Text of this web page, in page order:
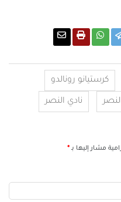
كرستيانو رونالدو
نادي النصر
مشار إليها بـ*